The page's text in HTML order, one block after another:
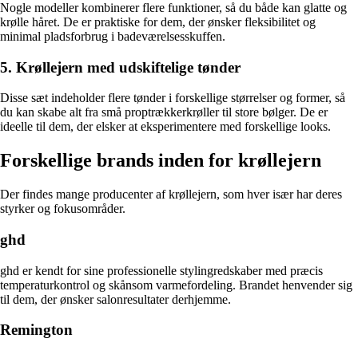
Nogle modeller kombinerer flere funktioner, så du både kan glatte og
krølle håret. De er praktiske for dem, der ønsker fleksibilitet og
minimal pladsforbrug i badeværelsesskuffen.
5. Krøllejern med udskiftelige tønder
Disse sæt indeholder flere tønder i forskellige størrelser og former, så
du kan skabe alt fra små proptrækkerkrøller til store bølger. De er
ideelle til dem, der elsker at eksperimentere med forskellige looks.
Forskellige brands inden for krøllejern
Der findes mange producenter af krøllejern, som hver især har deres
styrker og fokusområder.
ghd
ghd er kendt for sine professionelle stylingredskaber med præcis
temperaturkontrol og skånsom varmefordeling. Brandet henvender sig
til dem, der ønsker salonresultater derhjemme.
Remington